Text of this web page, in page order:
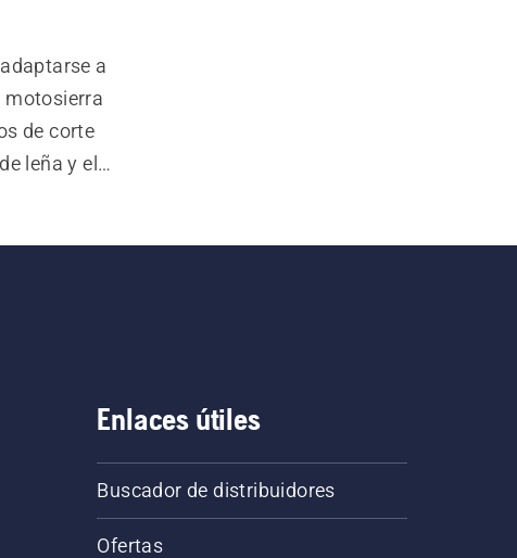
a
motosierra
de corte
leña y el
Enlaces útiles
Buscador de distribuidores
Ofertas